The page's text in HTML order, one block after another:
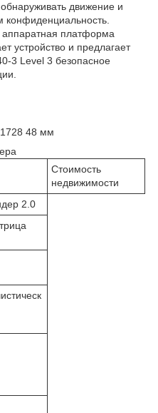
движение и
конфиденциальность.
аппаратная платформа
устройство и предлагает
3 Level 3 безопасное
48 мм
Стоимость
недвижимости
2.0